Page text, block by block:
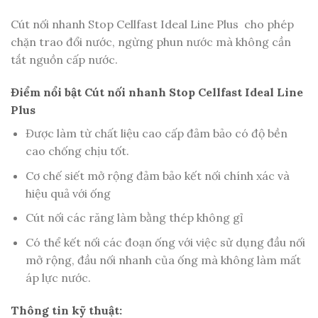
Cút nối nhanh Stop Cellfast Ideal Line Plus cho phép
chặn trao đổi nước, ngừng phun nước mà không cần
tắt nguồn cấp nước.
Điểm nổi bật Cút nối nhanh Stop Cellfast Ideal Line
Plus
Được làm từ chất liệu cao cấp đảm bảo có độ bền
cao chống chịu tốt.
Cơ chế siết mở rộng đảm bảo kết nối chính xác và
hiệu quả với ống
Cút nối các răng làm bằng thép không gỉ
Có thể kết nối các đoạn ống với việc sử dụng đầu nối
mở rộng, đầu nối nhanh của ống mà không làm mất
áp lực nước.
Thông tin kỹ thuật: